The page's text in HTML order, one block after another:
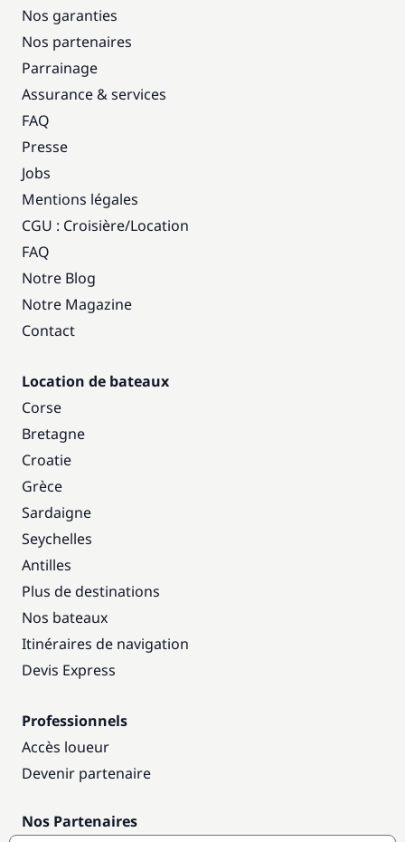
Nos garanties
Nos partenaires
Parrainage
Assurance & services
FAQ
Presse
Jobs
Mentions légales
CGU : Croisière/Location
FAQ
Notre Blog
Notre Magazine
Contact
Location de bateaux
Corse
Bretagne
Croatie
Grèce
Sardaigne
Seychelles
Antilles
Plus de destinations
Nos bateaux
Itinéraires de navigation
Devis Express
Professionnels
Accès loueur
Devenir partenaire
Nos Partenaires